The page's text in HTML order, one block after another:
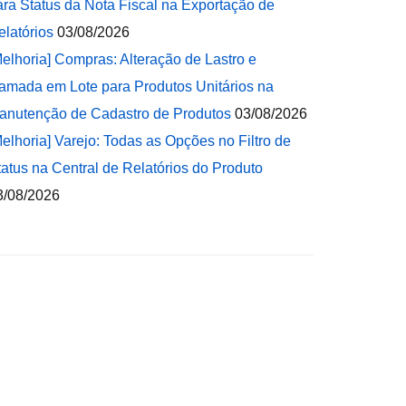
Status da Nota Fiscal na Exportação de
03/08/2026
Compras: Alteração de Lastro e
em Lote para Produtos Unitários na
de Cadastro de Produtos 03/08/2026
Varejo: Todas as Opções no Filtro de
na Central de Relatórios do Produto
08/2026